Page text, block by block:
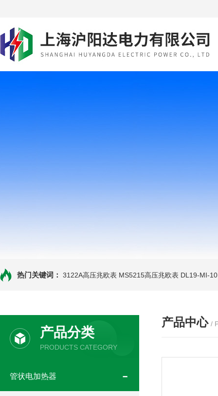
热门关键词： 3122A高压兆欧表 MS5215高压兆欧表 DL19-MI-
产品分类
PRODUCTS CATEGORY
管状电加热器
产品中心 /